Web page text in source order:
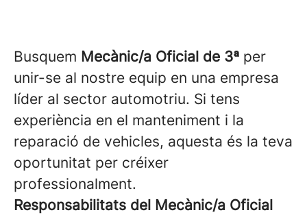
Busquem Mecànic/a Oficial de 3ª per
unir-se al nostre equip en una empresa
líder al sector automotriu. Si tens
experiència en el manteniment i la
reparació de vehicles, aquesta és la teva
oportunitat per créixer
professionalment.
Responsabilitats del Mecànic/a Oficial